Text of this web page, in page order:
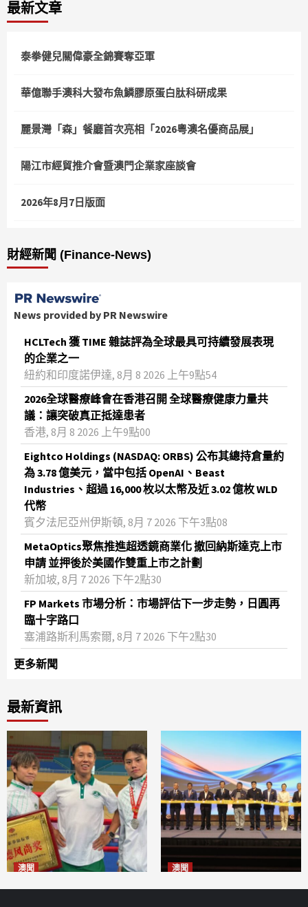
最新文章
泰拳健兒關偉豪全錦賽奪亞軍
華億聯手澳科大發布魚鱗膠原蛋白肽科研成果
麗景灣「森」餐廳首次亮相「2026粵澳名優商品展」
陽江市經貿推介會暨澳門企業家座談會
2026年8月7日版面
財經新聞 (Finance-News)
News provided by PR Newswire
HCLTech 獲 TIME 雜誌評為全球最具可持續發展表現
的企業之一
紐約和印度諾伊達, 8月 8 2026 上午9點54
2026全球醫療峰會在香港召開 全球醫療健康力量共
議：讓突破真正抵達患者
香港, 8月 8 2026 上午9點00
Eightco Holdings (NASDAQ: ORBS) 公布其總持倉量約
為 3.78 億美元，當中包括 OpenAI、Beast
Industries、超過 16,000 枚以太幣及近 3.02 億枚 WLD
代幣
賓夕法尼亞州伊斯頓, 8月 7 2026 下午3點08
MetaOptics聚焦推進超透鏡商業化 撤回納斯達克上市
申請 並押後於美國作雙重上市之計劃
新加坡, 8月 7 2026 下午2點30
FP Markets 市場分析：市場評估下一步走勢，日圓再
臨十字路口
塞浦路斯利馬索爾, 8月 7 2026 下午2點30
更多新聞
最新資訊
澳聞 澳聞